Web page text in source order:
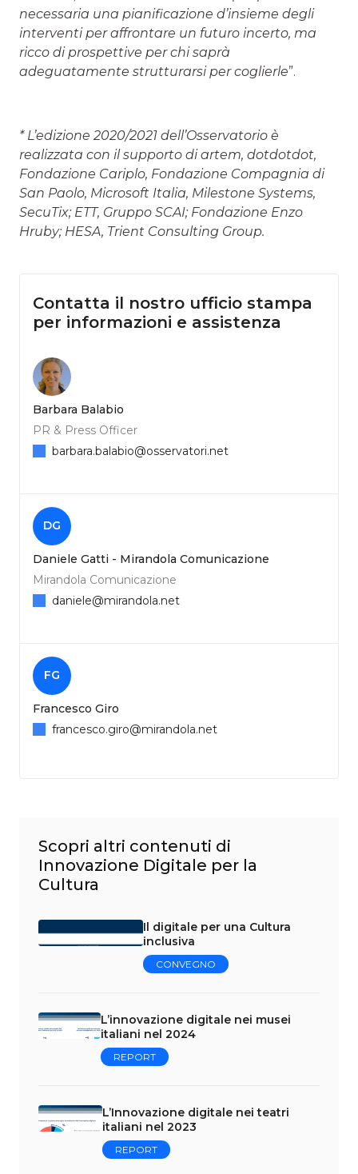
necessaria una pianificazione d’insieme degli
interventi per affrontare un futuro incerto, ma
ricco di prospettive per chi saprà
adeguatamente strutturarsi per coglierle”.
* L’edizione 2020/2021 dell’Osservatorio è
realizzata con il supporto di artem, dotdotdot,
Fondazione Cariplo, Fondazione Compagnia di
San Paolo, Microsoft Italia, Milestone Systems,
SecuTix; ETT, Gruppo SCAI; Fondazione Enzo
Hruby; HESA, Trient Consulting Group.
Contatta il nostro ufficio stampa
per informazioni e assistenza
Barbara Balabio
PR & Press Officer
barbara.balabio@osservatori.net
DG
Daniele Gatti - Mirandola Comunicazione
Mirandola Comunicazione
daniele@mirandola.net
FG
Francesco Giro
francesco.giro@mirandola.net
Scopri altri contenuti di
Innovazione Digitale per la
Cultura
Il digitale per una Cultura
inclusiva
CONVEGNO
L’innovazione digitale nei musei
italiani nel 2024
REPORT
L’Innovazione digitale nei teatri
italiani nel 2023
REPORT